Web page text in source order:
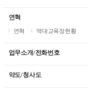
연혁
연혁 역대교육장현황
업무소개/전화번호
약도/청사도